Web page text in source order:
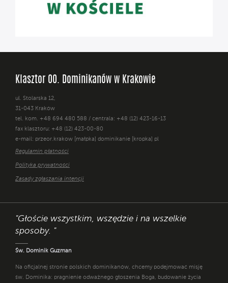
Klasztor OO. Dominikanów w Krakowie
ul. Stolarska 12,
31-043 Kraków
tel. kom. +48 694 480 588 / centrala: +48 (12) 423-16-13
fax klasztoru: +48 (12) 423-00-80
e-mail: przeor.krakow [małpka] dominikanie [kropka] pl
Regulamin płatności
Polityka prywatności
Zasady zgłaszania intencji
"Głoście wszystkim, wszędzie i na wszelkie
sposoby. "
Św. Dominik Guzman
Na oficjalnej stronie polskich dominikanów, chcemy podejmować misję
św. Dominika: pragnienie odważnego głoszenia Boga, budowanie życia